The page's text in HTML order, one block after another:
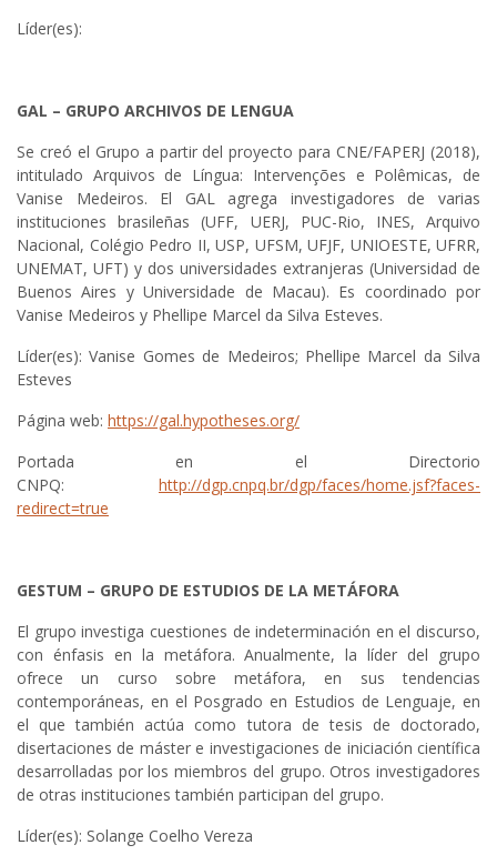
Líder(es):
GAL – GRUPO ARCHIVOS DE LENGUA
Se creó el Grupo a partir del proyecto para CNE/FAPERJ (2018),
intitulado Arquivos de Língua: Intervenções e Polêmicas, de
Vanise Medeiros. El GAL agrega investigadores de varias
instituciones brasileñas (UFF, UERJ, PUC-Rio, INES, Arquivo
Nacional, Colégio Pedro II, USP, UFSM, UFJF, UNIOESTE, UFRR,
UNEMAT, UFT) y dos universidades extranjeras (Universidad de
Buenos Aires y Universidade de Macau). Es coordinado por
Vanise Medeiros y Phellipe Marcel da Silva Esteves.
Líder(es): Vanise Gomes de Medeiros; Phellipe Marcel da Silva
Esteves
Página web: https://gal.hypotheses.org/
Portada en el Directorio
CNPQ: http://dgp.cnpq.br/dgp/faces/home.jsf?faces-
redirect=true
GESTUM – GRUPO DE ESTUDIOS DE LA METÁFORA
El grupo investiga cuestiones de indeterminación en el discurso,
con énfasis en la metáfora. Anualmente, la líder del grupo
ofrece un curso sobre metáfora, en sus tendencias
contemporáneas, en el Posgrado en Estudios de Lenguaje, en
el que también actúa como tutora de tesis de doctorado,
disertaciones de máster e investigaciones de iniciación científica
desarrolladas por los miembros del grupo. Otros investigadores
de otras instituciones también participan del grupo.
Líder(es): Solange Coelho Vereza